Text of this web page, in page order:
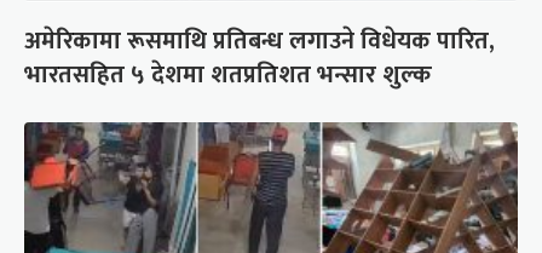
अमेरिकामा रूसमाथि प्रतिबन्ध लगाउने विधेयक पारित,
भारतसहित ५ देशमा शतप्रतिशत भन्सार शुल्क